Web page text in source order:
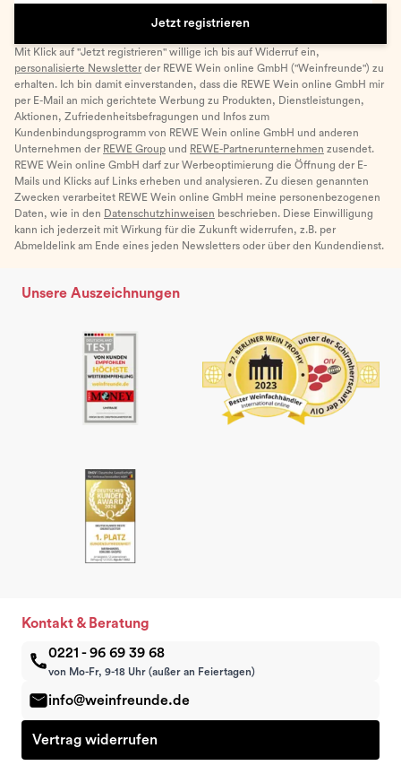
Jetzt registrieren
Mit Klick auf "Jetzt registrieren" willige ich bis auf Widerruf ein,
personalisierte Newsletter der REWE Wein online GmbH ("Weinfreunde") zu
erhalten. Ich bin damit einverstanden, dass die REWE Wein online GmbH mir
per E-Mail an mich gerichtete Werbung zu Produkten, Dienstleistungen,
Aktionen, Zufriedenheitsbefragungen und Infos zum
Kundenbindungsprogramm von REWE Wein online GmbH und anderen
Unternehmen der REWE Group und REWE-Partnerunternehmen zusendet.
REWE Wein online GmbH darf zur Werbeoptimierung die Öffnung der E-
Mails und Klicks auf Links erheben und analysieren. Zu diesen genannten
Zwecken verarbeitet REWE Wein online GmbH meine personenbezogenen
Daten, wie in den Datenschutzhinweisen beschrieben. Diese Einwilligung
kann ich jederzeit mit Wirkung für die Zukunft widerrufen, z.B. per
Abmeldelink am Ende eines jeden Newsletters oder über den Kundendienst.
Unsere Auszeichnungen
Kontakt & Beratung
0221 - 96 69 39 68
von Mo-Fr, 9-18 Uhr (außer an Feiertagen)
info@weinfreunde.de
Vertrag widerrufen